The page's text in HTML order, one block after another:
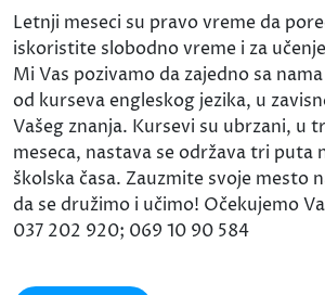
Letnji meseci su pravo vreme da
iskoristite slobodno vreme i za
Mi Vas pozivamo da zajedno sa
od kurseva engleskog jezika, u
Vašeg znanja. Kursevi su ubrzani, u
meseca, nastava se održava tri puta
školska časa. Zauzmite svoje mesto
da se družimo i učimo! Očekujemo
037 202 920; 069 10 90 584